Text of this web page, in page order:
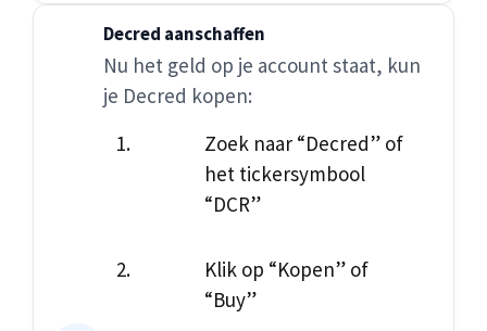
Decred aanschaffen
Nu het geld op je account staat, kun
je Decred kopen:
Zoek naar “Decred” of
het tickersymbool
“DCR”
Klik op “Kopen” of
“Buy”